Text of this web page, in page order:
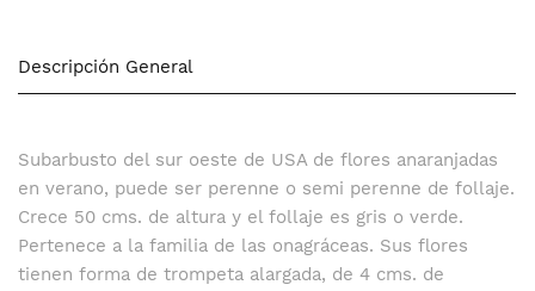
Descripción General
Subarbusto del sur oeste de USA de flores anaranjadas
en verano, puede ser perenne o semi perenne de follaje.
Crece 50 cms. de altura y el follaje es gris o verde.
Pertenece a la familia de las onagráceas. Sus flores
tienen forma de trompeta alargada, de 4 cms. de